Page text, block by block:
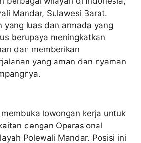
Mandar, Sulawesi Barat.
yang luas dan armada yang
berupaya meningkatkan
dan memberikan
yang aman dan nyaman
membuka lowongan kerja untuk
dengan Operasional
Polewali Mandar. Posisi ini